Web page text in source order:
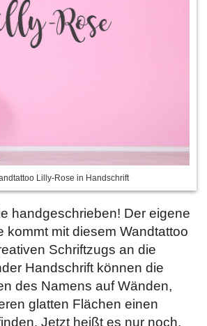
Lilly-Rose in Handschrift
handgeschrieben! Der eigene
kommt mit diesem Wandtattoo
Schriftzugs an die
Handschrift können die
des Namens auf Wänden,
glatten Flächen einen
Jetzt heißt es nur noch,